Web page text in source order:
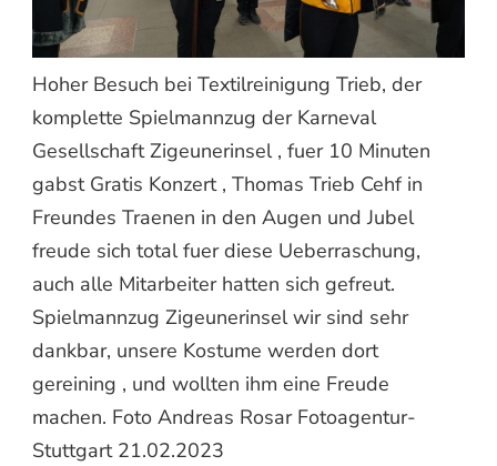
Hoher Besuch bei Textilreinigung Trieb, der
komplette Spielmannzug der Karneval
Gesellschaft Zigeunerinsel , fuer 10 Minuten
gabst Gratis Konzert , Thomas Trieb Cehf in
Freundes Traenen in den Augen und Jubel
freude sich total fuer diese Ueberraschung,
auch alle Mitarbeiter hatten sich gefreut.
Spielmannzug Zigeunerinsel wir sind sehr
dankbar, unsere Kostume werden dort
gereining , und wollten ihm eine Freude
machen. Foto Andreas Rosar Fotoagentur-
Stuttgart 21.02.2023